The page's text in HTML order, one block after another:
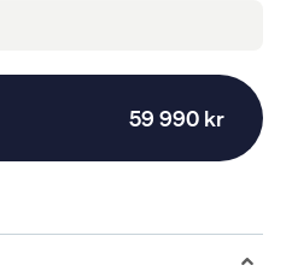
59 990 kr